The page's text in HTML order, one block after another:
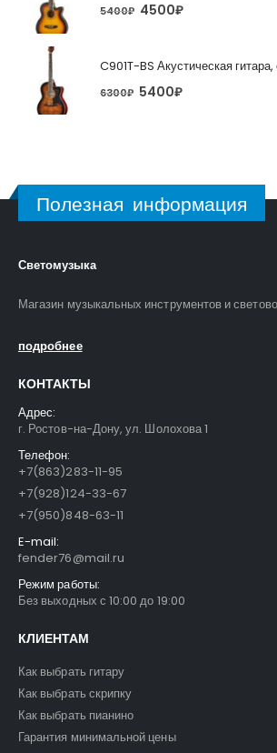
5400₽ 4500₽
6300₽ 5400₽
Полезная информация
Светомузыка
Магазин музыкальных инструментов и
подробнее
КОНТАКТЫ
Адрес:
г. Ростов-на-Дону, ул. Шолохова 1
Телефон:
+7(863)283-11-95
+7(928)124-33-67
+7(950)848-63-11
E-mail:
fender76@mail.ru
Режим работы:
Без выходных с 10:00 до 19:00
КЛИЕНТАМ
Как выбрать гитару
Как выбрать скрипку
Как выбрать пианино
Гарантия минимальной цены